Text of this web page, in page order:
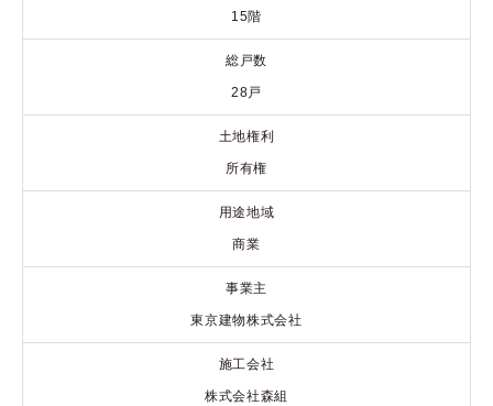
15階
総戸数
28戸
土地権利
所有権
用途地域
商業
事業主
東京建物株式会社
施工会社
株式会社森組